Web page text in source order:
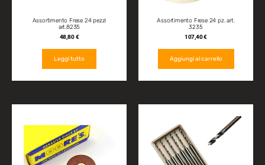
Assortimento Frese 24 pezzi
art.8235
48,80€
Leggi tutto
Assortimento Frese 24 pz. art.
3235
107,40€
Aggiungi al carrello